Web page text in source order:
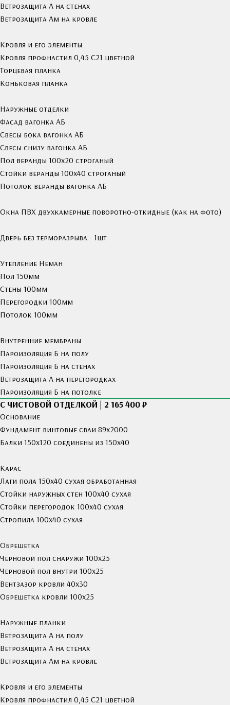
Ветрозащита А на стенах
Ветрозащита Ам на кровле
Кровля и его элементы
Кровля профнастил 0,45 С21 цветной
Торцевая планка
Коньковая планка
Наружные отделки
Фасад вагонка АБ
Свесы бока вагонка АБ
Свесы снизу вагонка АБ
Пол веранды 100х20 строганый
Стойки веранды 100х40 строганый
Потолок веранды вагонка АБ
Окна ПВХ двухкамерные поворотно-откидные (как на фото)
Дверь без терморазрыва - 1шт
Утепление Неман
Пол 150мм
Стены 100мм
Перегородки 100мм
Потолок 100мм
Внутренние мембраны
Пароизоляция Б на полу
Пароизоляция Б на стенах
Ветрозащита А на перегородках
Пароизоляция Б на потолке
С ЧИСТОВОЙ ОТДЕЛКОЙ | 2 165 400 ₽
Основание
Фундамент винтовые сваи 89х2000
Балки 150х120 соединены из 150х40
Карас
Лаги пола 150х40 сухая обработанная
Стойки наружных стен 100х40 сухая
Стойки перегородок 100х40 сухая
Стропила 100х40 сухая
Обрешетка
Черновой пол снаружи 100х25
Черновой пол внутри 100х25
Вентзазор кровли 40x30
Обрешетка кровли 100х25
Наружные планки
Ветрозащита А на полу
Ветрозащита А на стенах
Ветрозащита Ам на кровле
Кровля и его элементы
Кровля профнастил 0,45 С21 цветной